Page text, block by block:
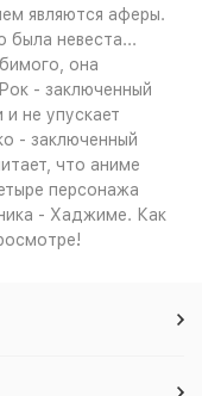
являются аферы.
была невеста...
она
- заключенный
не упускает
- заключенный
что аниме
персонажа
- Хаджиме. Как